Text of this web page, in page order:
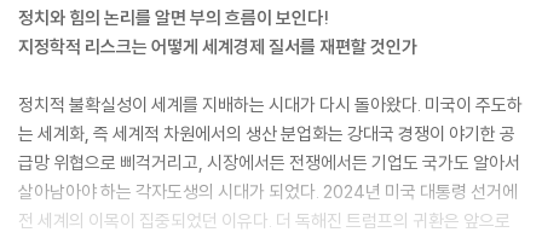
제3장 | 빼앗긴 기술 왕국과 영국의 역습
슬럼가였던 런던 킹스크로스에 구글과 딥마인드의 심장이 뛴다. 자본의 질
주 끝에 남은 그림자를 직시한 영국은 이제 단순한 추격자가 아니다. 실리
콘밸리를 넘어 새로운 비즈니스 질서를 설계 중인 영국의 전략적 요충지를
진단한다.
정치와 힘의 논리를 알면 부의 흐름이 보인다!
지정학적 리스크는 어떻게 세계경제 질서를 재편할 것인가
정치적 불확실성이 세계를 지배하는 시대가 다시 돌아왔다. 미국이 주도하
는 세계화, 즉 세계적 차원에서의 생산 분업화는 강대국 경쟁이 야기한 공
급망 위협으로 삐걱거리고, 시장에서든 전쟁에서든 기업도 국가도 알아서
살아남아야 하는 각자도생의 시대가 되었다. 2024년 미국 대통령 선거에
전 세계의 이목이 집중되었던 이유다. 더 독해진 트럼프의 귀환은 앞으로